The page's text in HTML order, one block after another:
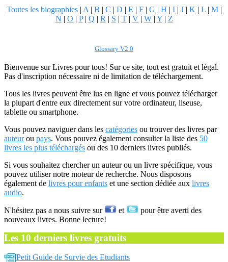
Toutes les biographies| A | B | C | D | E | F| G | H | I| J| K | L| M|
N | O | P| Q | R | S | T| V| W| Y| Z
Glossary V2.0
Bienvenue sur Livres pour tous! Sur ce site, tout est gratuit et légal.
Pas d'inscription nécessaire ni de limitation de téléchargement.
Tous les livres peuvent être lus en ligne et vous pouvez télécharger
la plupart d'entre eux directement sur votre ordinateur, liseuse,
tablette ou smartphone.
Vous pouvez naviguer dans les catégories ou trouver des livres par
auteurou pays. Vous pouvez également consulter la liste des 50
livres les plus téléchargés ou des 10 derniers livres publiés.
Si vous souhaitez chercher un auteur ou un livre spécifique, vous
pouvez utiliser notre moteur de recherche. Nous disposons
également de livres pour enfants et une section dédiée aux livres
audio.
N'hésitez pas a nous suivre sur et
pour être averti des
nouveaux livres. Bonne lecture!
Les 10 derniers livres gratuits
Petit Guide de Survie des Etudiants